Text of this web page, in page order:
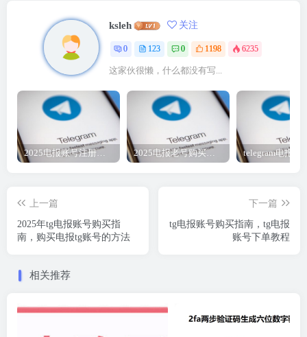
ksleh 关注
0 123 0 1198 6235
这家伙很懒，什么都没有写...
2025电报账号注册购买 TG直登账号 Telegram账号 飞机号 电报号购买2元教程 2025电报老号购买地址自动发货-tg电报账号2元批发
上一篇
2025年tg电报账号购买指
南，购买电报tg账号的方法
下一篇
tg电报账号购买指南，tg电报
账号下单教程
相关推荐